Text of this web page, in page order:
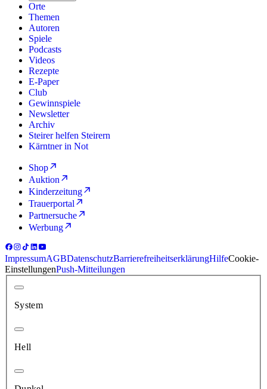
Orte
Themen
Autoren
Spiele
Podcasts
Videos
Rezepte
E-Paper
Club
Gewinnspiele
Newsletter
Archiv
Steirer helfen Steirern
Kärntner in Not
Shop
Auktion
Kinderzeitung
Trauerportal
Partnersuche
Werbung
ImpressumAGBDatenschutzBarrierefreiheitserklärungHilfeCookie-
EinstellungenPush-Mitteilungen
System
Hell